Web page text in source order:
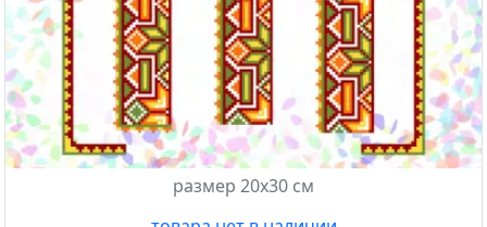
размер 20х30 см